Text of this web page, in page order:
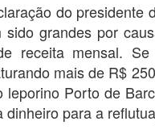
do presidente
sido grandes por
receita mensal.
mais de R$
leporino Porto de
dinheiro para a